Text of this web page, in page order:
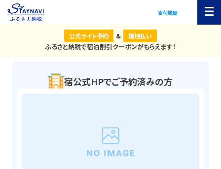
寄付履歴
公式サイト予約 & 現地払い
ふるさと納税で宿泊割引クーポンがもらえます！
宿公式HPでご予約済みの方